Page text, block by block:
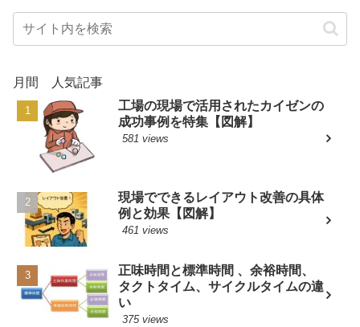
月間 人気記事
工場の現場で活用されたカイゼンの
成功事例を特集【図解】
581 views
現場でできるレイアウト改善の具体
例と効果【図解】
461 views
正味時間と標準時間 、余裕時間、
タクトタイム、サイクルタイムの違
い
375 views